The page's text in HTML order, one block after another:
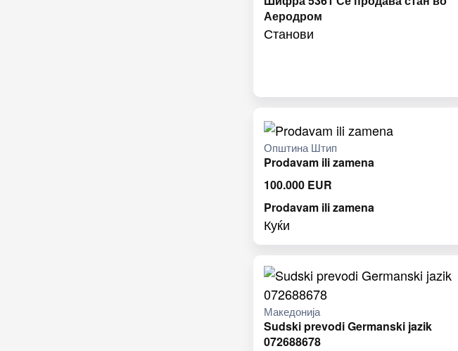
Аеродром
Станови
Општина Штип
Prodavam ili zamena
100.000 EUR
Prodavam ili zamena
Куќи
Македонија
Sudski prevodi Germanski jazik
072688678